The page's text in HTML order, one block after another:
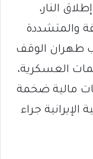
النار،
والمتشددة
طهران الوقف
العسكرية،
مالية ضخمة
الإيرانية جراء